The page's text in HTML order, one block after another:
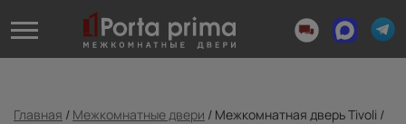
Главная / Межкомнатные двери / Межкомнатная дверь Tivoli /